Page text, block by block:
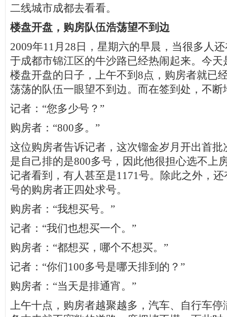
二线城市成都去看看。
楼盘开盘，购房队伍浩荡望不到边
2009年11月28日，星期六的早晨，当很多人
于成都市锦江区的牛沙路已经热闹起来。今
楼盘开盘的日子，上午不到8点，购房者就已
荡荡的队伍一眼望不到边。而在签到处，不
记者：“您多少号？”
购房者：“800多。”
这位购房者告诉记者，这次镏金岁月开出首批
是自己排的是800多号，因此他很担心选不上
记者看到，有人甚至是1171号。除此之外，
号的购房者正四处求号。
购房者：“我想买号。”
记者：“我们也想买一个。”
购房者：“都想买，哪个不想买。”
记者：“你们100多号是哪天排到的？”
购房者：“当天是排通宵。”
上午十点，购房者越聚越多，汽车、自行车